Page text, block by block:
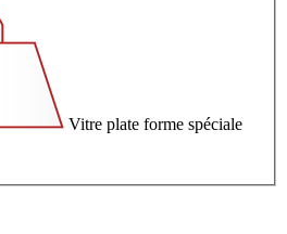
Vitre plate forme spéciale